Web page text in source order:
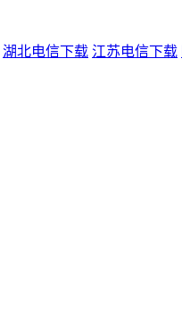
湖北电信下载 江苏电信下载